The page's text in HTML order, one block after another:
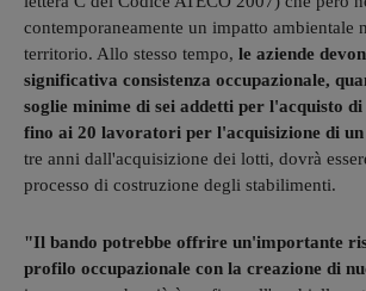
contemporaneamente un impatto ambientale
territorio. Allo stesso tempo, le aziende
significativa consistenza occupazionale,
soglie minime di sei addetti per l'acquisto
fino ai 20 lavoratori per l'acquisizione di
tre anni dall'acquisizione dei lotti, dovrà
processo di costruzione degli stabilimenti.
"Il bando potrebbe offrire un'importante
profilo occupazionale con la creazione di